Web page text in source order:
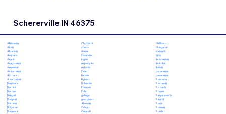
Schererville IN 46375
Afrikaans
Akan
Albanian
Amharic
Arabic
Aragonese
Armenian
Assamese
Aymara
Azerbaijani
Bambara
Bashkir
Basque
Bengali
Bhojpuri
Bosnian
Bulgarian
Burmese
Chuvashi
checo
danés
Holandés
Inglés
esperanto
estonio
Ewe
feroés
fiyiano
finlandés
Francés
Fula
gallego
georgiano
Alemán
Griego
Gujarati
Hiri Motu
Hungarian
Icelandic
Igbo
Indonesian
Inuktitut
Italian
Japanese
Javanese
Kannada
Kashmiri
Kazakh
Khmer
Kinyarwanda
Kirundi
Komi
Korean
Kurdish